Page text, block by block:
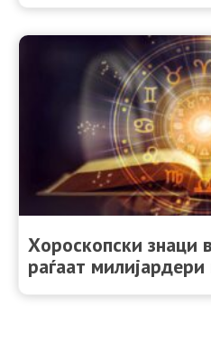
Хороскопски знаци
раѓаат